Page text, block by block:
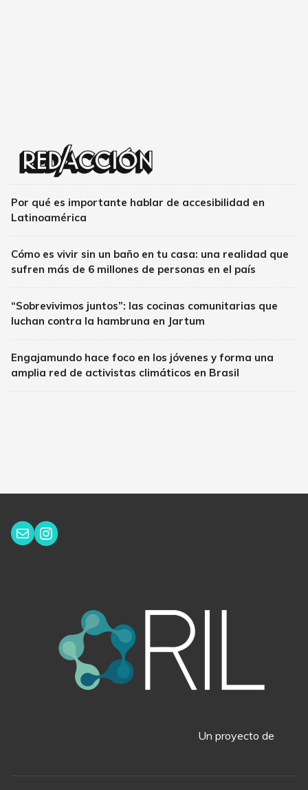
Por qué es importante hablar de accesibilidad en
Latinoamérica
Cómo es vivir sin un baño en tu casa: una realidad que
sufren más de 6 millones de personas en el país
“Sobrevivimos juntos”: las cocinas comunitarias que
luchan contra la hambruna en Jartum
Engajamundo hace foco en los jóvenes y forma una
amplia red de activistas climáticos en Brasil
Correo electrónico
Instagram
Un proyecto de